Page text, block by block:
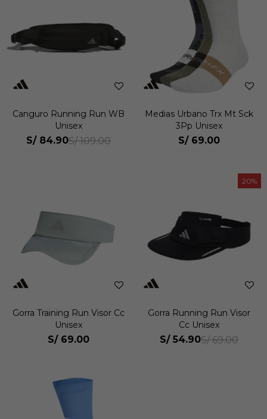
Canguro Running Run WB
Unisex
S/ 84.90S/ 109.00
Medias Urbano Trx Mt Sck
3Pp Unisex
S/ 69.00
Gorra Training Run Visor Cc
Unisex
S/ 69.00
20
Gorra Running Run Visor
Cc Unisex
S/ 54.90S/ 69.00